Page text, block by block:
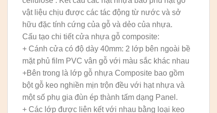
vật liệu chịu được các tác động từ nước và sở
hữu đặc tính cứng của gỗ và dẻo của nhựa.
Cấu tạo chi tiết cửa nhựa gỗ composite:
+ Cánh cửa có độ dày 40mm: 2 lớp bên ngoài bề
mặt phủ film PVC vân gỗ với màu sắc khác nhau
+Bên trong là lớp gỗ nhựa Composite bao gồm
bột gỗ keo nghiền mịn trộn đều với hạt nhựa và
một số phụ gia đùn ép thành tấm dạng Panel.
+ Các lớp được liên kết với nhau bằng loại keo